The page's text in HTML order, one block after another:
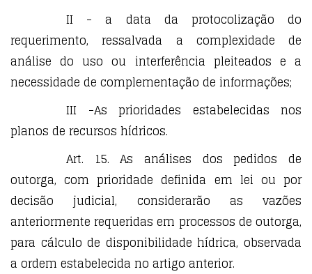
II - a data da protocolização do
requerimento, ressalvada a complexidade de
análise do uso ou interferência pleiteados e a
necessidade de complementação de informações;
III -As prioridades estabelecidas nos
planos de recursos hídricos.
Art. 15. As análises dos pedidos de
outorga, com prioridade definida em lei ou por
decisão judicial, considerarão as vazões
anteriormente requeridas em processos de outorga,
para cálculo de disponibilidade hídrica, observada
a ordem estabelecida no artigo anterior.